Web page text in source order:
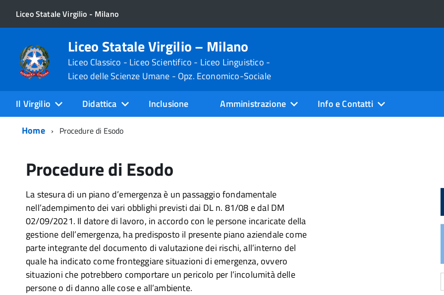
Liceo Statale Virgilio - Milano
Liceo Statale Virgilio – Milano
Liceo Classico - Liceo Scientifico - Liceo Linguistico -
Liceo delle Scienze Umane - Opz. Economico-Sociale
Il Virgilio Didattica Inclusione Amministrazione
Info e Contatti
Home
Procedure di Esodo
Procedure di Esodo
La stesura di un piano d’emergenza è un passaggio fondamentale
nell’adempimento dei vari obblighi previsti dai DL n. 81/08 e dal DM
02/09/2021. Il datore di lavoro, in accordo con le persone incaricate della
gestione dell’emergenza, ha predisposto il presente piano aziendale come
parte integrante del documento di valutazione dei rischi, all’interno del
quale ha indicato come fronteggiare situazioni di emergenza, ovvero
situazioni che potrebbero comportare un pericolo per l’incolumità delle
persone o di danno alle cose e all’ambiente.